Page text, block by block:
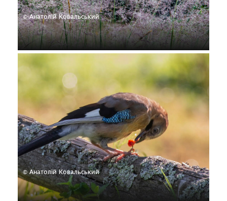
© Анатолій Ковальський
© Анатолій Ковальський